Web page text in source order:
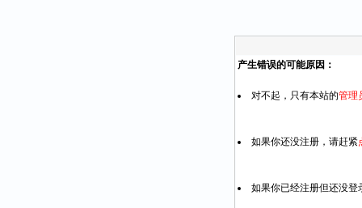
产生错误的可能原因：
对不起，只有本站的管理
如果你还没注册，请赶紧
如果你已经注册但还没登